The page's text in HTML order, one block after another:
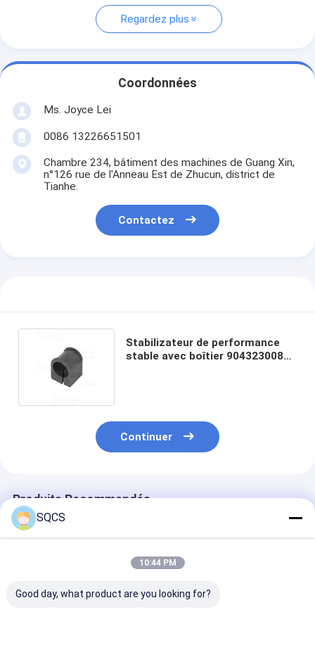
Regardez plus
Coordonnées
Ms. Joyce Lei
0086 13226651501
Chambre 234, bâtiment des machines de Guang Xin,
n°126 rue de l'Anneau Est de Zhucun, district de
Tianhe.
Contactez
Stabilizateur de performance
stable avec boîtier 9043230085
Continuer
Produits Recommandés
SQCS
10:44 PM
Good day, what product are you looking for?